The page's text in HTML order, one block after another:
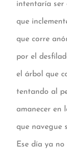
intentaría ser
que
que corre
por el
el árbol que
tentando al
amanecer en
que navegue
Ese día ya